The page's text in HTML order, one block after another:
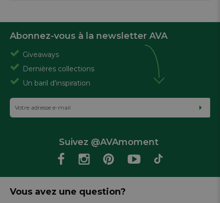
Abonnez-vous à la newsletter AVA
Giveaways
Dernières collections
Un baril d'inspiration
Suivez @AVAmoment
Vous avez une question?